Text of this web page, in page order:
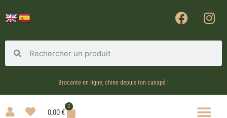
Brocante en ligne, chine depuis ton canapé !
0,00€
0